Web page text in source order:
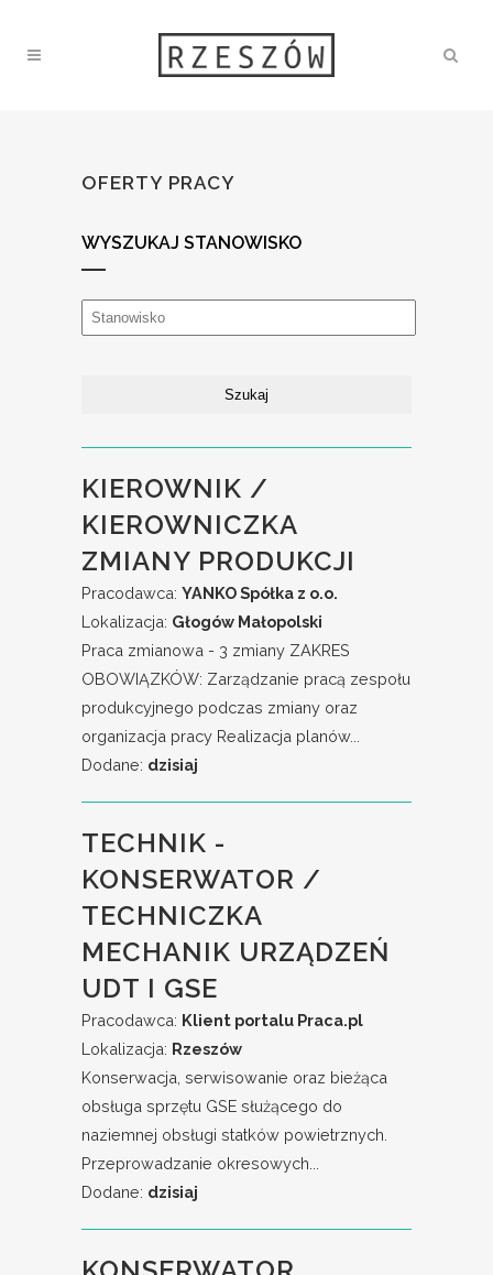
OFERTY PRACY
WYSZUKAJ STANOWISKO
KIEROWNIK /
KIEROWNICZKA
ZMIANY PRODUKCJI
Pracodawca: YANKO Spółka z o.o.
Lokalizacja: Głogów Małopolski
Praca zmianowa - 3 zmiany ZAKRES
OBOWIĄZKÓW: Zarządzanie pracą zespołu
produkcyjnego podczas zmiany oraz
organizacja pracy Realizacja planów...
Dodane: dzisiaj
TECHNIK -
KONSERWATOR /
TECHNICZKA
MECHANIK URZĄDZEŃ
UDT I GSE
Pracodawca: Klient portalu Praca.pl
Lokalizacja: Rzeszów
Konserwacja, serwisowanie oraz bieżąca
obsługa sprzętu GSE służącego do
naziemnej obsługi statków powietrznych.
Przeprowadzanie okresowych...
Dodane: dzisiaj